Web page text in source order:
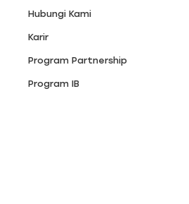
Hubungi Kami
Karir
Program Partnership
Program IB